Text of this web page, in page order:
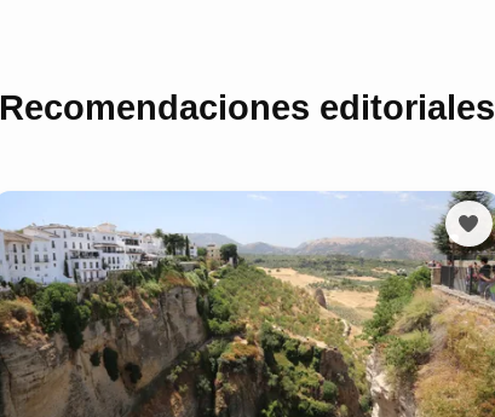
Recomendaciones editoriales